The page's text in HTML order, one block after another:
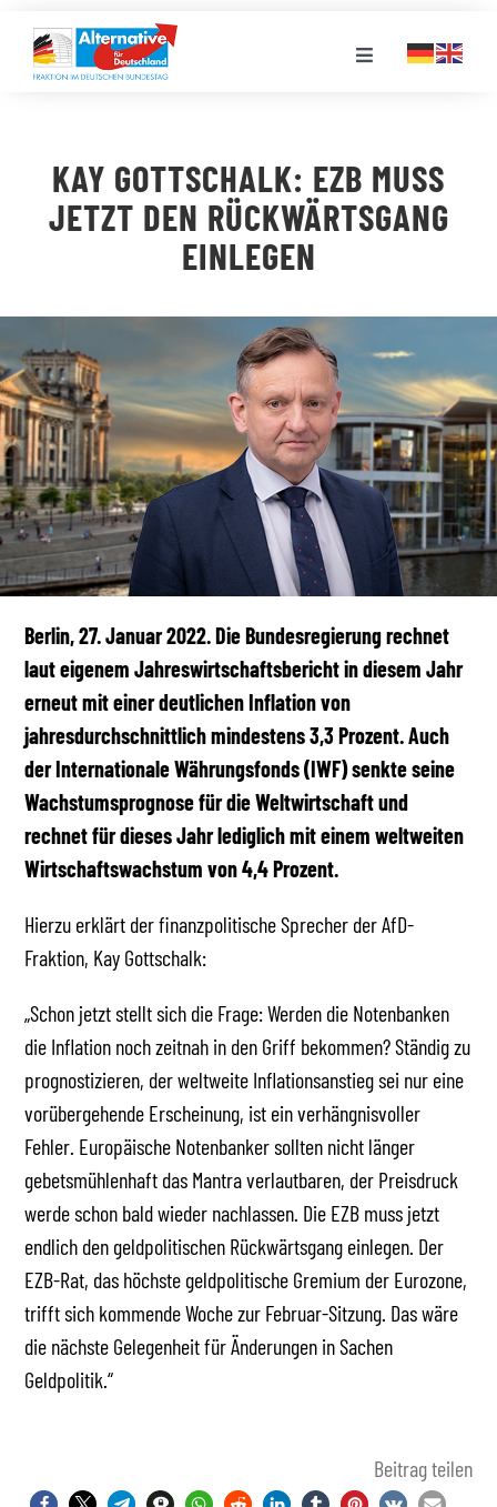
Inhalt
springen
Toggle
LANDESGRUPPEN
PRESSE
STELLENPORTAL
MEDIATHEK
KAY GOTTSCHALK: EZB MUSS
JETZT DEN RÜCKWÄRTSGANG
EINLEGEN
Berlin, 27. Januar 2022.Die Bundesregierung rechnet
laut eigenem Jahreswirtschaftsbericht in diesem Jahr
erneut mit einer deutlichen Inflation von
jahresdurchschnittlich mindestens 3,3 Prozent. Auch
der Internationale Währungsfonds (IWF) senkte seine
Wachstumsprognose für die Weltwirtschaft und
rechnet für dieses Jahr lediglich mit einem weltweiten
Wirtschaftswachstum von 4,4 Prozent.
Hierzu erklärt der finanzpolitische Sprecher der AfD-
Fraktion, Kay Gottschalk:
„Schon jetzt stellt sich die Frage: Werden die Notenbanken
die Inflation noch zeitnah in den Griff bekommen? Ständig zu
prognostizieren, der weltweite Inflationsanstieg sei nur eine
vorübergehende Erscheinung, ist ein verhängnisvoller
Fehler. Europäische Notenbanker sollten nicht länger
gebetsmühlenhaft das Mantra verlautbaren, der Preisdruck
werde schon bald wieder nachlassen. Die EZB muss jetzt
endlich den geldpolitischen Rückwärtsgang einlegen. Der
EZB-Rat, das höchste geldpolitische Gremium der Eurozone,
trifft sich kommende Woche zur Februar-Sitzung. Das wäre
die nächste Gelegenheit für Änderungen in Sachen
Geldpolitik.“
Beitrag teilen